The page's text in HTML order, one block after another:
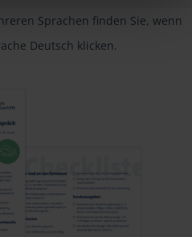
Sprachen finden Sie, wenn
Deutsch klicken.